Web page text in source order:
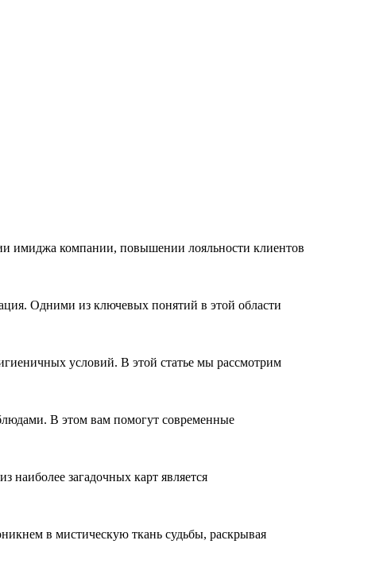
имиджа компании, повышении лояльности клиентов
Одними из ключевых понятий в этой области
условий. В этой статье мы рассмотрим
В этом вам помогут современные
наиболее загадочных карт является
в мистическую ткань судьбы, раскрывая